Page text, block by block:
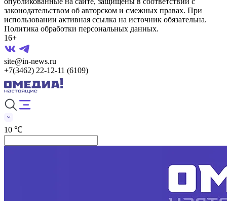
законодательством об авторском и смежных правах. При
использовании активная ссылка на источник обязательна.
Политика обработки персональных данных.
16+
site@in-news.ru
+7(3462) 22-12-11 (6109)
10 ℃